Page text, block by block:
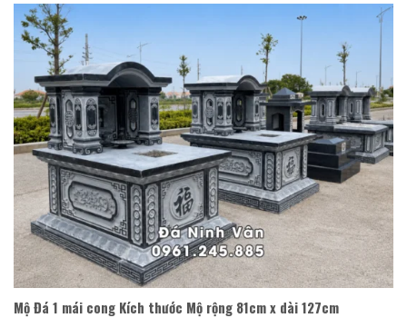
Mộ Đá 1 mái cong Kích thước Mộ rộng 81cm x dài 127cm